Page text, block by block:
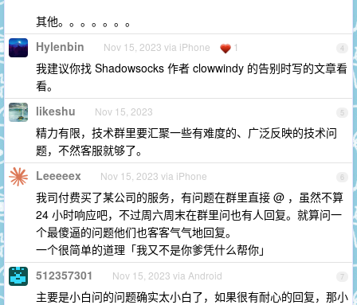
其他。。。。。。。
4
Hylenbin Nov 15, 2023 via iPhone 1
我建议你找 Shadowsocks 作者 clowwindy 的告别时写的文章看
看。
5
likeshu Nov 15, 2023
精力有限，技术群里要汇聚一些有难度的、广泛反映的技术问
题，不然客服就够了。
6
Leeeeex Nov 15, 2023 via iPhone
我司付费买了某公司的服务，有问题在群里直接 @ ，虽然不算
24 小时响应吧，不过周六周末在群里问也有人回复。就算问一
个最傻逼的问题他们也客客气气地回复。
一个很简单的道理「我又不是你爹凭什么帮你」
7
512357301 Nov 15, 2023 via Android
主要是小白问的问题确实太小白了，如果很有耐心的回复，那小